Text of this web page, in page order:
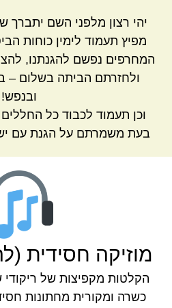
יהי רצון מלפני השם
מפיץ תעמוד לימין כוחות
המחרפים נפשם להגנתנו,
ולחזרתם הביתה בשלום –
ובנפש!
וכן תעמוד לכבוד כל
בעת משמרתם על הגנת עם
מוזיקה חסידית
הקלטות מקפיצות של ריקודי
כשרה ומקורית מחתונות